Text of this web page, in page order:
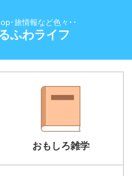
･旅情報など色々･･
ふわライフ
おもしろ雑学